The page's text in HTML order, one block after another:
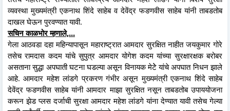
व्यवस्था मुख्यमंत्री एकनाथ शिंदे साहेब व देवेंद्र फडणवीस साहेब यांनी ताबडतोब
दाखल घेऊन पुरवण्यात यावी.
सचिन काळभोर म्हणाले,...
गेला आठवडा दहा महिन्यापासून महाराष्ट्रात आमदार सुरक्षित नाहीत जयकुमार गोरे
तसेच रामदास कदम यांचे सुपुत्र आमदार योगेश कदम यांच्या सुरक्षारक्षक बरोबर
असताना सुद्धा अपघाती घटना घडल्या असून विनायक मेटेे यांचे अपघात निधन झाले
आहे. आमदार महेश लांडगे प्रकरण गंभीर असून मुख्यमंत्री एकनाथ शिंदे साहेब
देवेंद्र फडणवीस साहेब यांनी आमदार माझा सुरक्षित नसून ताबडतोब उपाययोजना
करून झेड प्लस दर्जाची सुरक्षा आमदार महेश लांडगे यांना देण्यात यावी तसेच गेल्या